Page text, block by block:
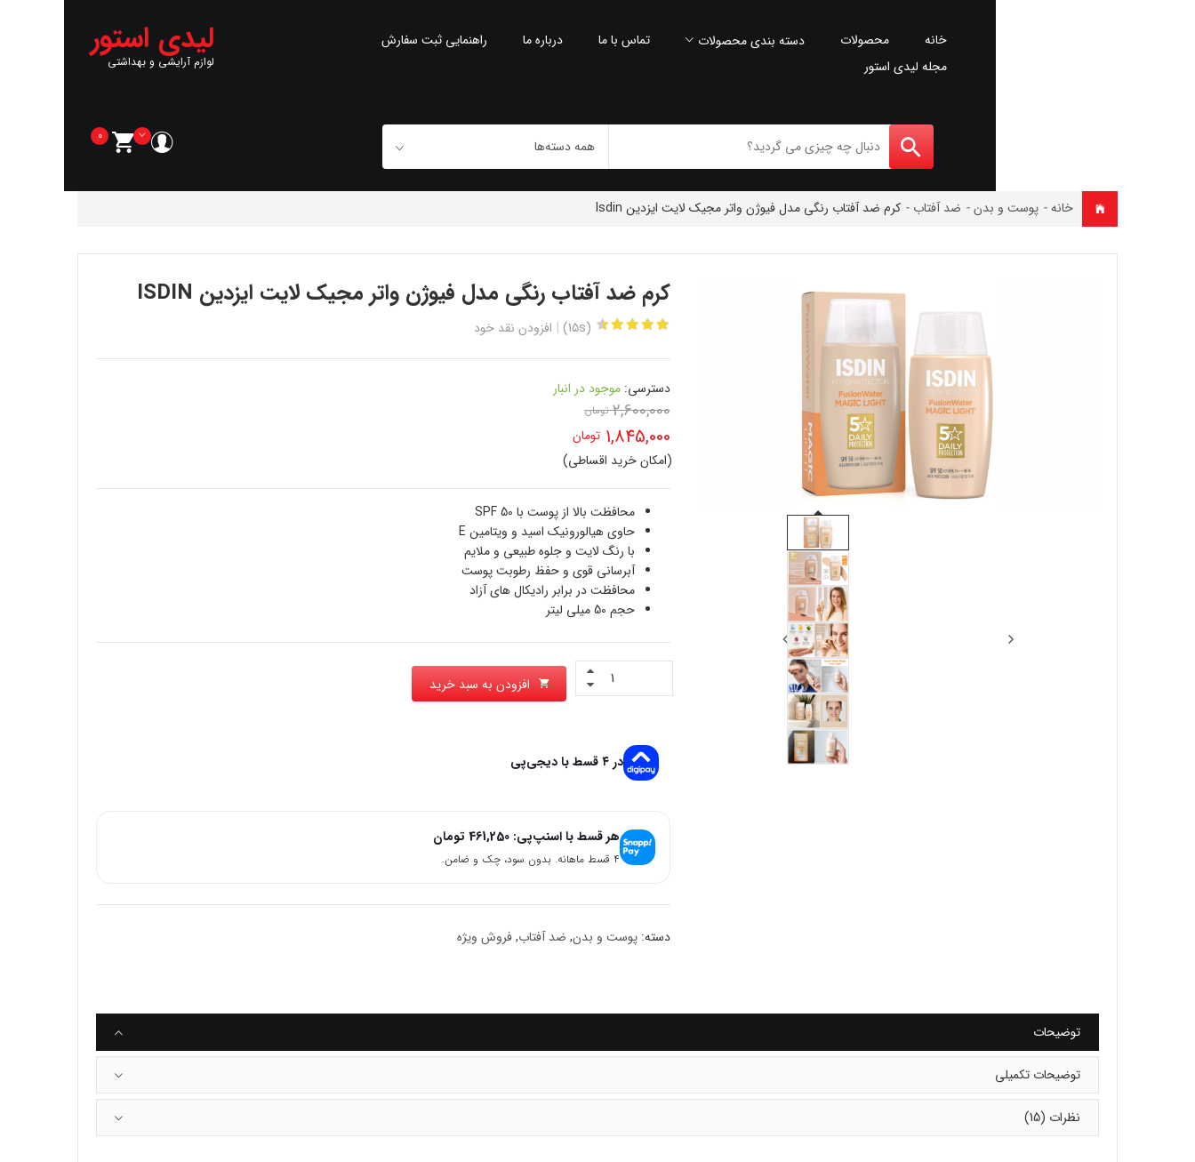
خانه محصولات دسته بندی محصولات تماس با ما درباره ما
راهنمایی ثبت سفارش
مجله لیدی استور
لیدی استور
لوازم آرایشی و بهداشتی
0
خانه - پوست و بدن - ضد آفتاب - کرم ضد آفتاب رنگی مدل فیوژن واتر مجیک لایت ایزدین Isdin
کرم ضد آفتاب رنگی مدل فیوژن واتر مجیک لایت ایزدین ISDIN
(15s) افزودن نقد خود
دسترسی:موجود در انبار
2,600,000 تومان
اصلی
2,600,000 تومان
بود.
1,845,000 تومان
قیمت
فعلی
1,845,000 تومان
است.
(امکان خرید اقساطی)
محافظت بالا از پوست با SPF 50
حاوی هیالورونیک اسید و ویتامین E
با رنگ لایت و جلوه طبیعی و ملایم
آبرسانی قوی و حفظ رطوبت پوست
محافظت در برابر رادیکال های آزاد
حجم 50 میلی لیتر
افزودن به سبد خرید
در ۴ قسط با دیجی‌پی
هر قسط با اسنپ‌پی:461,250 تومان
۴ قسط ماهانه. بدون سود، چک و ضامن.
دسته:پوست و بدن, ضد آفتاب,فروش ویژه
توضیحات
توضیحات تکمیلی
نظرات (15)